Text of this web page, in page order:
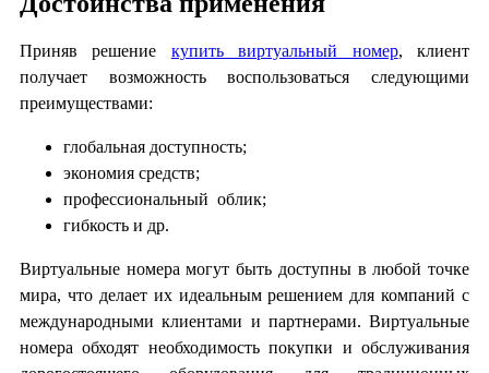
Приняв решение купить виртуальный номер, клиент
получает возможность воспользоваться следующими
преимуществами:
глобальная доступность;
экономия средств;
профессиональный облик;
гибкость и др.
Виртуальные номера могут быть доступны в любой точке
мира, что делает их идеальным решением для компаний с
международными клиентами и партнерами. Виртуальные
номера обходят необходимость покупки и обслуживания